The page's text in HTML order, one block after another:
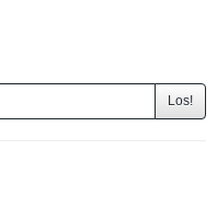
Los!